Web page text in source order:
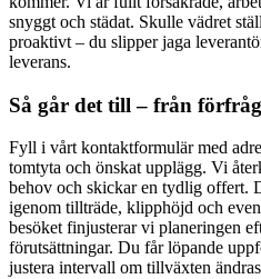
snyggt och städat. Skulle vädret
proaktivt – du slipper jaga
leverans.
Så går det till – från
Fyll i vårt kontaktformulär med
tomtyta och önskat upplägg. Vi
behov och skickar en tydlig offert.
igenom tillträde, klipphöjd och
besöket finjusterar vi planeringen
förutsättningar. Du får löpande
justera intervall om tillväxten